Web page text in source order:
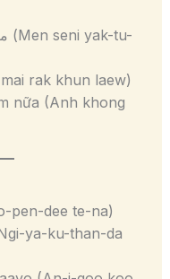
rak khun laew)
nữa (Anh khong
pen-dee te-na)
ya-ku-than-da